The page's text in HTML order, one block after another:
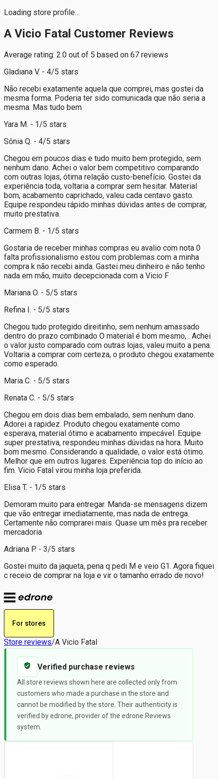
Loading store profile…
A Vicio Fatal Customer Reviews
Average rating: 2.0 out of 5 based on 67 reviews
Gladiana V. - 4/5 stars
Não recebi exatamente aquela que comprei, mas gostei da
mesma forma. Poderia ter sido comunicada que não seria a
mesma. Mas tudo bem
Yara M. - 1/5 stars
Sônia Q. - 4/5 stars
Chegou em poucos dias e tudo muito bem protegido, sem
nenhum dano. Achei o valor bem competitivo comparando
com outras lojas, ótima relação custo-benefício. Gostei da
experiência toda, voltaria a comprar sem hesitar. Material
bom, acabamento caprichado, valeu cada centavo gasto.
Equipe respondeu rápido minhas dúvidas antes de comprar,
muito prestativa.
Carmem B. - 1/5 stars
Gostaria de receber minhas compras eu avalio com nota 0
falta profissionalismo estou com problemas com a minha
compra k não recebi ainda. Gastei meu dinheiro e não tenho
nada em mão, muito decepcionada com a Vicio F
Mariana O. - 5/5 stars
Refina I. - 5/5 stars
Chegou tudo protegido direitinho, sem nenhum amassado
dentro do prazo combinado O material é bom mesmo, . Achei
o valor justo comparado com outras lojas, valeu muito a pena.
Voltaria a comprar com certeza, o produto chegou exatamente
como esperado.
Maria C. - 5/5 stars
Renata C. - 5/5 stars
Chegou em dois dias bem embalado, sem nenhum dano.
Adorei a rapidez. Produto chegou exatamente como
esperava, material ótimo e acabamento impecável. Equipe
super prestativa, respondeu minhas dúvidas na hora. Muito
bom mesmo. Considerando a qualidade, o valor está ótimo.
Melhor que em outros lugares. Experiência top do início ao
fim. Vicio Fatal virou minha loja preferida.
Elisa T. - 1/5 stars
Demoram muito para entregar. Manda-se mensagens dizem
que vão entregar imediatamente, mas nada de entrega.
Certamente não comprarei mais. Quase um mês pra receber
mercadoria
Adriana P. - 3/5 stars
Gostei muito da jaqueta, pena q pedi M e veio G1. Agora fiquei
c receio de comprar na loja e vir o tamanho errado de novo!
For stores
Store reviews/A Vicio Fatal
Verified purchase reviews
All store reviews shown here are collected only from
customers who made a purchase in the store and
cannot be modified by the store. Their authenticity is
verified by edrone, provider of the edrone Reviews
system.